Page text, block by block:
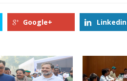
Google+ Linkedin